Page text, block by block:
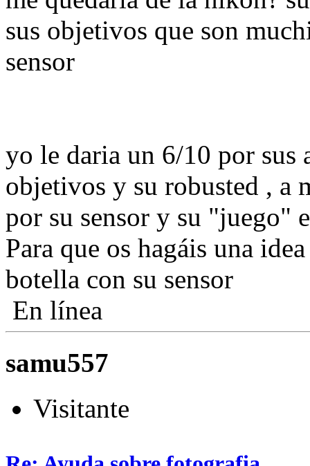
sus objetivos que son
sensor
yo le daria un 6/10 por sus
objetivos y su robusted , a
por su sensor y su "juego"
Para que os hagáis una
botella con su sensor
En línea
samu557
Visitante